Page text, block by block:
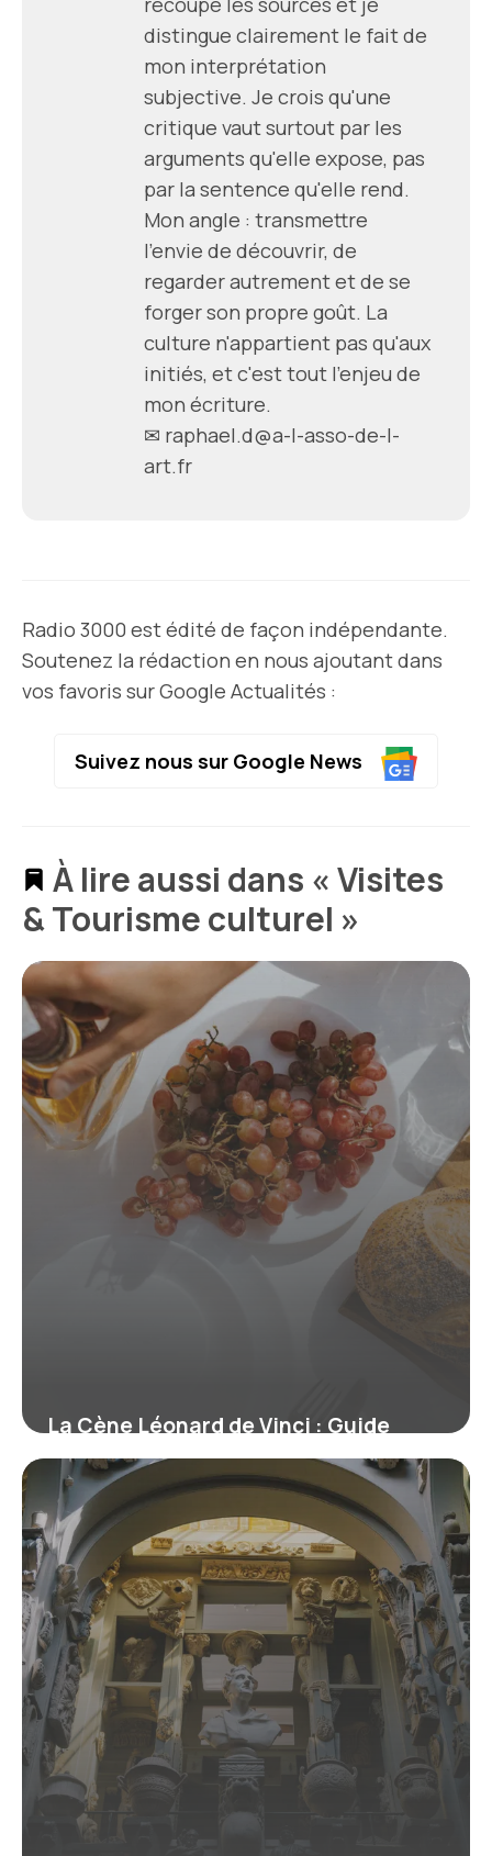
distingue clairement le fait de
mon interprétation
subjective. Je crois qu'une
critique vaut surtout par les
arguments qu'elle expose, pas
par la sentence qu'elle rend.
Mon angle : transmettre
l'envie de découvrir, de
regarder autrement et de se
forger son propre goût. La
culture n'appartient pas qu'aux
initiés, et c'est tout l'enjeu de
mon écriture.
✉ raphael.d@a-l-asso-de-l-
art.fr
Radio 3000 est édité de façon indépendante.
Soutenez la rédaction en nous ajoutant dans
vos favoris sur Google Actualités :
Suivez nous sur Google News
À lire aussi dans « Visites
& Tourisme culturel »
La Cène Léonard de Vinci : Guide
visite Milan complet
12 juillet 2026